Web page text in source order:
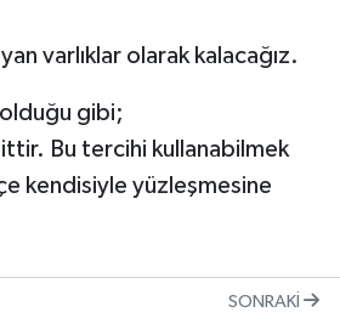
varlıklar olarak kalacağız.
gibi;
Bu tercihi kullanabilmek
kendisiyle yüzleşmesine
SONRAKI